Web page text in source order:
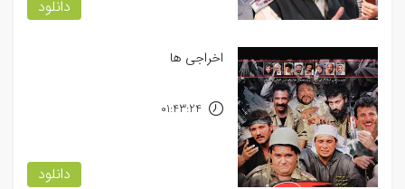
دانلود
اخراجی ها
دانلود
01:43:24